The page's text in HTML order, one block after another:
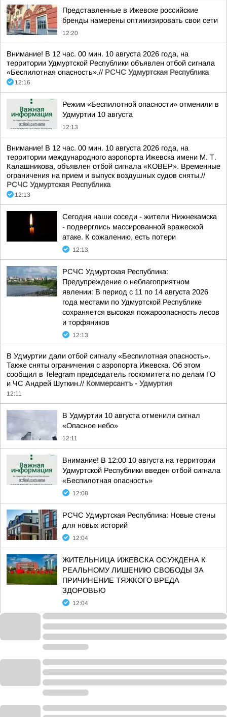
Представленные в Ижевске российские
бренды намерены оптимизировать свои сети
12:20
Внимание! В 12 час. 00 мин. 10 августа 2026 года, на
территории Удмуртской Республики объявлен отбой сигнала
«Беспилотная опасность».// РСЧС Удмуртская Республика
12:16
Режим «Беспилотной опасности» отменили в
Удмуртии 10 августа
12:13
Внимание! В 12 час. 00 мин. 10 августа 2026 года, на
территории международного аэропорта Ижевска имени М. Т.
Калашникова, объявлен отбой сигнала «КОВЕР». Временные
ограничения на прием и выпуск воздушных судов сняты.//
РСЧС Удмуртская Республика
12:13
Сегодня наши соседи - жители Нижнекамска
- подверглись массированной вражеской
атаке. К сожалению, есть потери
12:13
РСЧС Удмуртская Республика:
Предупреждение о неблагоприятном
явлении: В период с 11 по 14 августа 2026
года местами по Удмуртской Республике
сохраняется высокая пожароопасность лесов
и торфяников
12:13
В Удмуртии дали отбой сигналу «Беспилотная опасность».
Также сняты ограничения с аэропорта Ижевска. Об этом
сообщил в Telegram председатель госкомитета по делам ГО
и ЧС Андрей Шуткин.// Коммерсантъ - Удмуртия
12:11
В Удмуртии 10 августа отменили сигнал
«Опасное небо»
12:11
Внимание! В 12:00 10 августа на территории
Удмуртской Республики введен отбой сигнала
«Беспилотная опасность»
12:08
РСЧС Удмуртская Республика: Новые стены
для новых историй
12:04
ЖИТЕЛЬНИЦА ИЖЕВСКА ОСУЖДЕНА К
РЕАЛЬНОМУ ЛИШЕНИЮ СВОБОДЫ ЗА
ПРИЧИНЕНИЕ ТЯЖКОГО ВРЕДА
ЗДОРОВЬЮ
12:04